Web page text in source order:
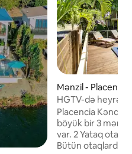
Mənzil - Placencia
HGTV-də
- 2 BR w/hovuz
Placencia
böyük bir 3
var. 2 Yataq otağı, 2 hamam-tualet.
Bütün otaqlarda